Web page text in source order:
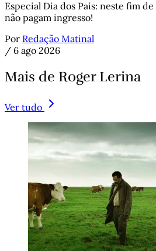
Especial Dia dos Pais: neste fim
não pagam ingresso!
Por Redação Matinal
/ 6 ago 2026
Mais de Roger Lerina
Ver tudo